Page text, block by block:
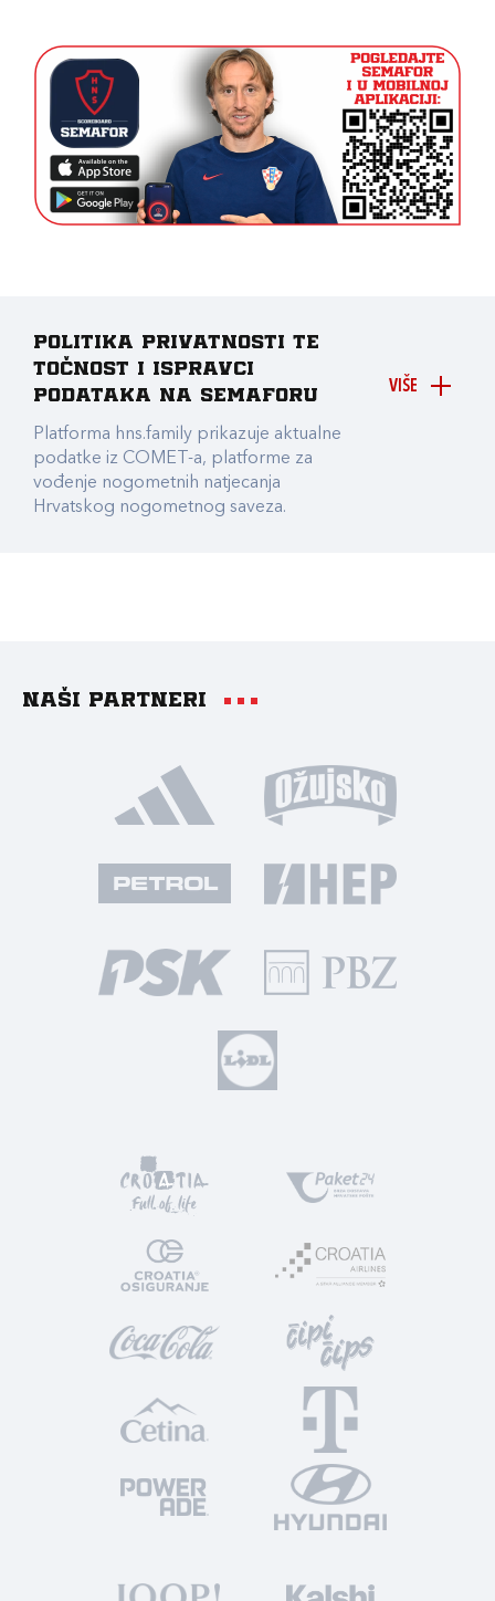
VIŠE
Politika privatnosti te
točnost i ispravci
podataka na Semaforu
Platforma hns.family prikazuje aktualne
podatke iz COMET-a, platforme za
vođenje nogometnih natjecanja
Hrvatskog nogometnog saveza.
Naši partneri